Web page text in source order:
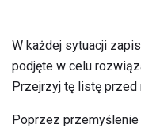
W każdej sytuacji
podjęte w celu
Przejrzyj tę listę przed
Poprzez